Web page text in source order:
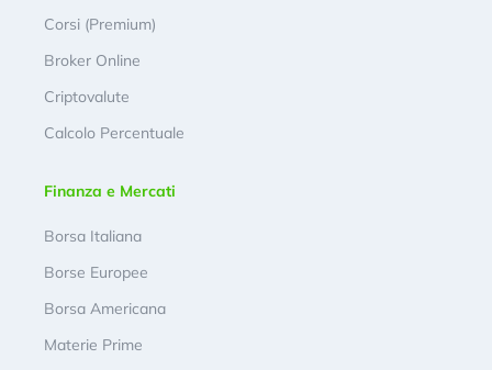
Corsi (Premium)
Broker Online
Criptovalute
Calcolo Percentuale
Finanza e Mercati
Borsa Italiana
Borse Europee
Borsa Americana
Materie Prime